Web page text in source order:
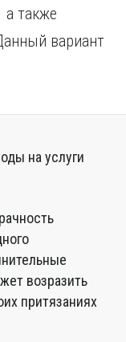
а также
вариант
на услуги
возразить
притязаниях